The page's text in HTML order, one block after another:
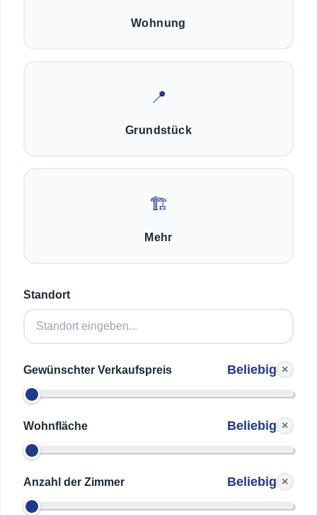
Wohnung
📍
Grundstück
🏗️
Mehr
Standort
Gewünschter Verkaufspreis Beliebig ×
Wohnfläche Beliebig ×
Anzahl der Zimmer Beliebig ×